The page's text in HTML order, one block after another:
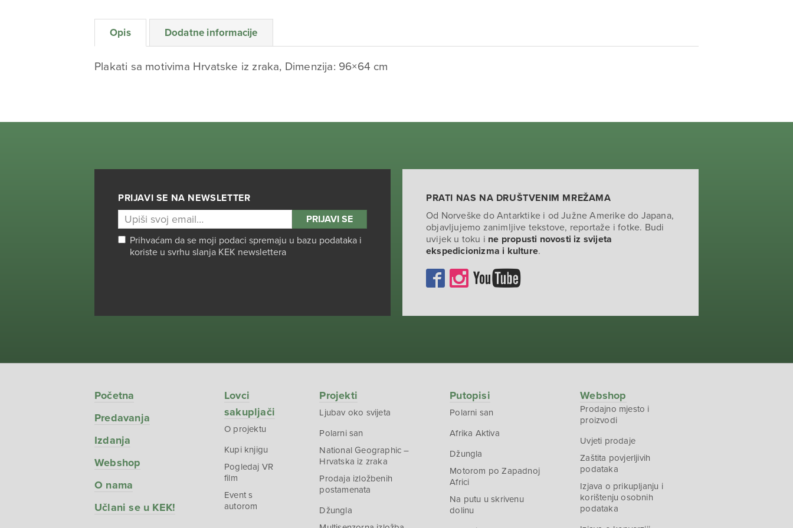
Opis Dodatne informacije
Plakati sa motivima Hrvatske iz zraka, Dimenzija: 96×64 cm
PRIJAVI SE NA NEWSLETTER
Prihvaćam da se moji podaci spremaju u bazu podataka i
koriste u svrhu slanja KEK newslettera
PRATI NAS NA DRUŠTVENIM MREŽAMA
Od Norveške do Antarktike i od Južne Amerike do Japana,
objavljujemo zanimljive tekstove, reportaže i fotke. Budi
uvijek u toku i ne propusti novosti iz svijeta
ekspedicionizma i kulture.
Početna
Predavanja
Izdanja
Webshop
O nama
Učlani se u KEK!
Lovci
sakupljači
O projektu
Kupi knjigu
Pogledaj VR
film
Event s
autorom
Projekti
Ljubav oko svijeta
Polarni san
National Geographic –
Hrvatska iz zraka
Prodaja izložbenih
postamenata
Džungla
Putopisi
Polarni san
Afrika Aktiva
Džungla
Motorom po Zapadnoj
Africi
Na putu u skrivenu
dolinu
Webshop
Prodajno mjesto i
proizvodi
Uvjeti prodaje
Zaštita povjerljivih
podataka
Izjava o prikupljanju i
korištenju osobnih
podataka